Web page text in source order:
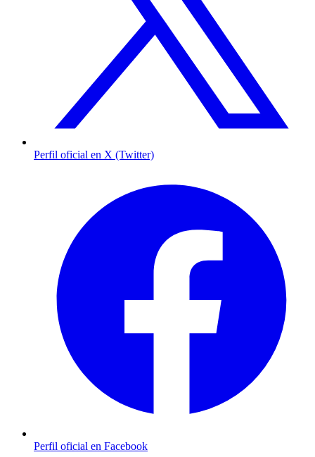
Perfil oficial en X (Twitter)
Perfil oficial en Facebook